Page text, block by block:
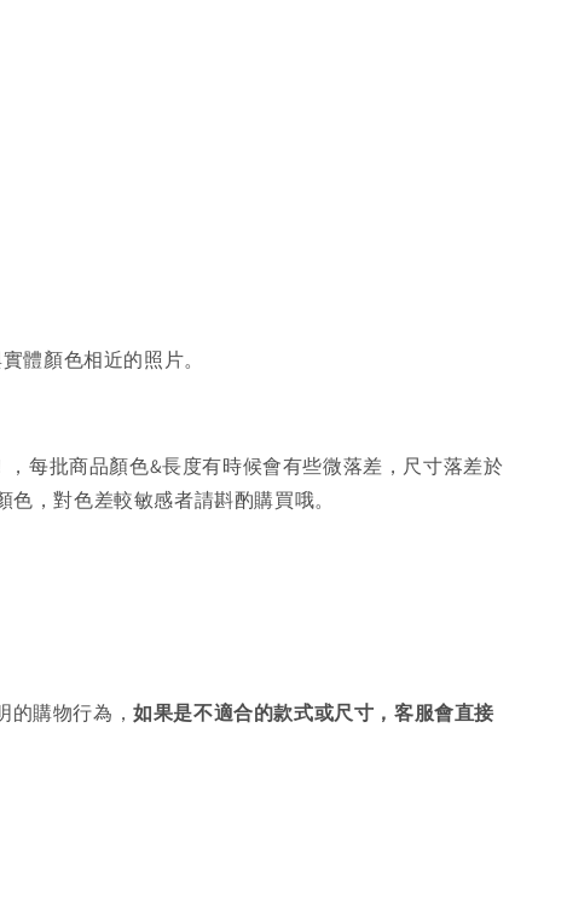
體顏色相近的照片。
每批商品顏色&長度有時候會有些微落差，尺寸落差於
，對色差較敏感者請斟酌購買哦。
的購物行為，如果是不適合的款式或尺寸，客服會直接